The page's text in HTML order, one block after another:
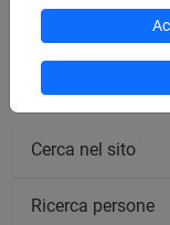
vicino e
Cerca nel sito
Ricerca persone